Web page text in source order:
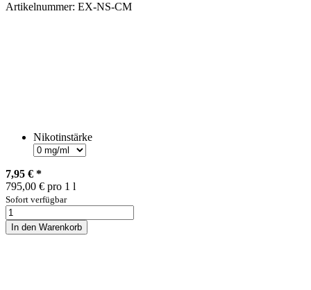
Artikelnummer: EX-NS-CM
Nikotinstärke
7,95 € *
795,00 € pro 1 l
Sofort verfügbar
In den Warenkorb